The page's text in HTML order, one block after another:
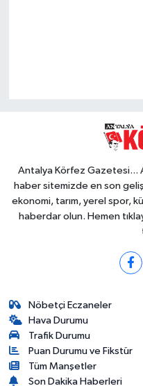
Antalya Körfez Gazetesi...
haber sitemizde en son
ekonomi, tarım, yerel spor,
haberdar olun. Hemen
Nöbetçi Eczaneler
Hava Durumu
Trafik Durumu
Puan Durumu ve Fikstür
Tüm Manşetler
Son Dakika Haberleri